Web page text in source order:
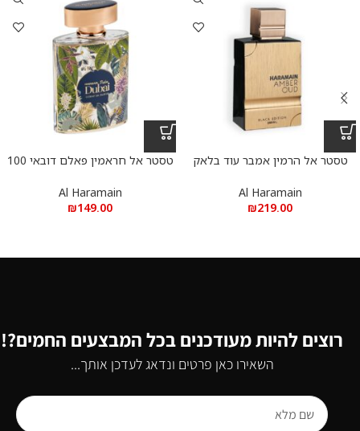
טסטר אל הרמין אמבר עוד בלאק
Al Haramain
₪219.00
טסטר אל חראמין פאלם דובאי 100
HARAMAIN PALM DUBAI,
100ML
Al Haramain
₪149.00
רוצים להיות מעודכנים בכל המבצעים החמים?!
השאירו כאן פרטים ונדאג לעדכן אותך...